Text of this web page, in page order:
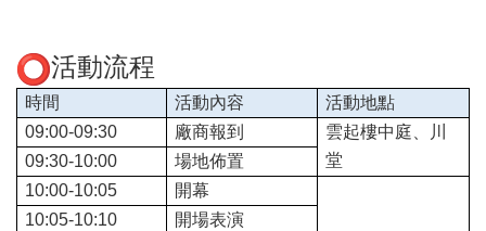
活動流程
時間 活動內容
活動地點
09:00-09:30
廠商報到
雲起樓中庭、川
堂
09:30-10:00
場地佈置
10:00-10:05
開幕
10:05-10:10
開場表演